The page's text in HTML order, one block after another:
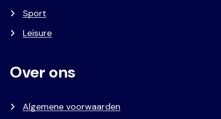
Sport
Leisure
Over ons
Algemene voorwaarden